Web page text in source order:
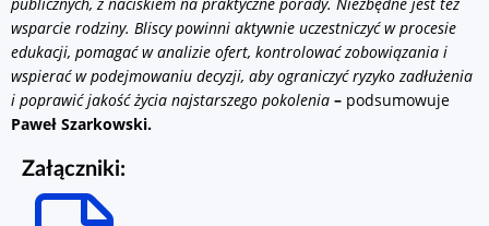
wsparcie rodziny. Bliscy powinni aktywnie uczestniczyć w procesie
edukacji, pomagać w analizie ofert, kontrolować zobowiązania i
wspierać w podejmowaniu decyzji, aby ograniczyć ryzyko zadłużenia
i poprawić jakość życia najstarszego pokolenia – podsumowuje
Paweł Szarkowski.
Załączniki: